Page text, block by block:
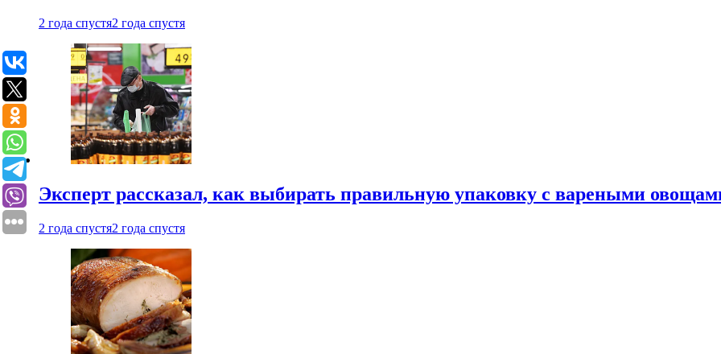
2 года спустя2 года спустя
Эксперт рассказал, как выбирать правильную упаковку с вареными
2 года спустя2 года спустя